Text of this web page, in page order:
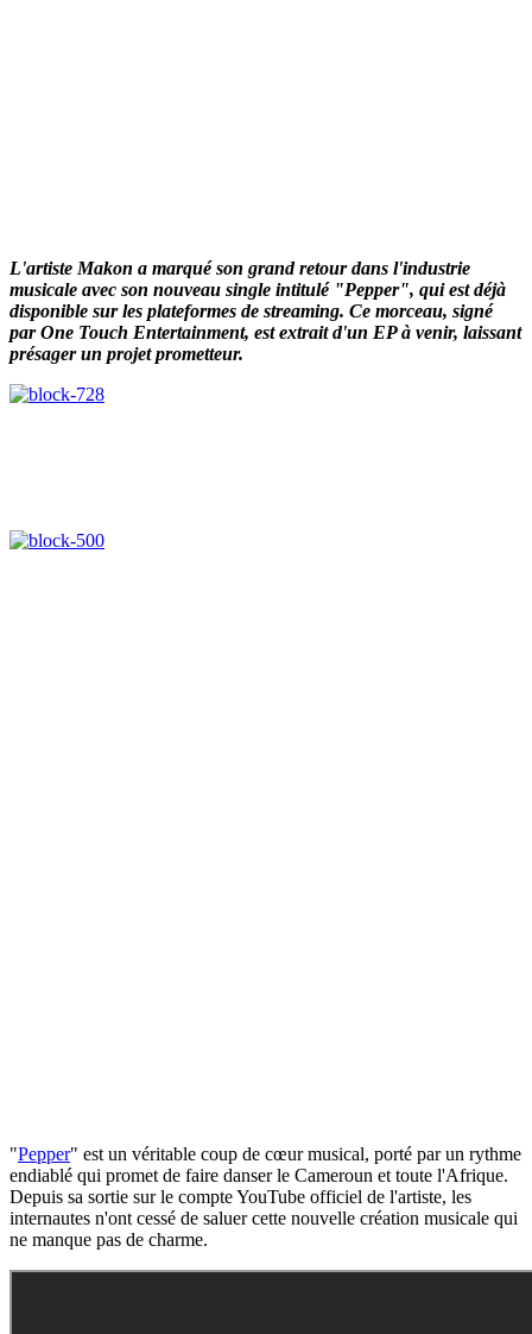
L'artiste Makon a marqué son grand retour dans l'industrie
musicale avec son nouveau single intitulé "Pepper", qui est déjà
disponible sur les plateformes de streaming. Ce morceau, signé
par One Touch Entertainment, est extrait d'un EP à venir, laissant
présager un projet prometteur.
"Pepper" est un véritable coup de cœur musical, porté par un rythme
endiablé qui promet de faire danser le Cameroun et toute l'Afrique.
Depuis sa sortie sur le compte YouTube officiel de l'artiste, les
internautes n'ont cessé de saluer cette nouvelle création musicale qui
ne manque pas de charme.